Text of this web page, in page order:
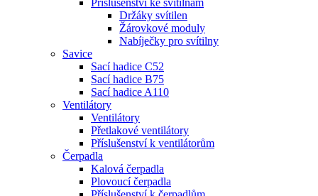
Příslušenství ke svítilnám
Držáky svítilen
Žárovkové moduly
Nabíječky pro svítilny
Savice
Sací hadice C52
Sací hadice B75
Sací hadice A110
Ventilátory
Ventilátory
Přetlakové ventilátory
Příslušenství k ventilátorům
Čerpadla
Kalová čerpadla
Plovoucí čerpadla